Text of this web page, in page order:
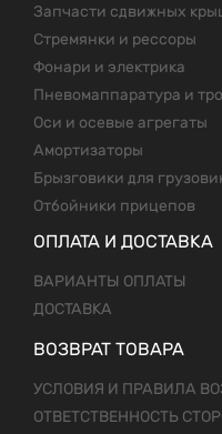
Запчасти сдвижных
Стремянки и рессоры
Фонари и электрика
Пневомаппаратура и
Оси и осевые агрегаты
Амортизаторы
Брызговики для
Отбойники прицепов
ОПЛАТА И ДОСТАВКА
ВАРИАНТЫ ОПЛАТЫ
ДОСТАВКА
ВОЗВРАТ ТОВАРА
УСЛОВИЯ И ПРАВИЛА
ОТВЕТСТВЕННОСТЬ